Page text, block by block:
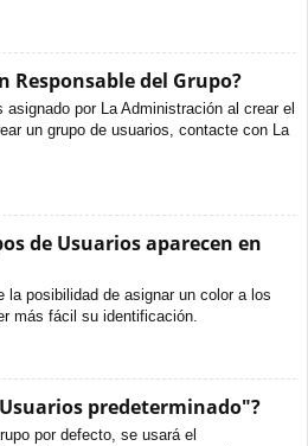
Responsable del Grupo?
por La Administración al crear el
un grupo de usuarios, contacte con La
de Usuarios aparecen en
la posibilidad de asignar un color a los
más fácil su identificación.
predeterminado"?
por defecto, se usará el